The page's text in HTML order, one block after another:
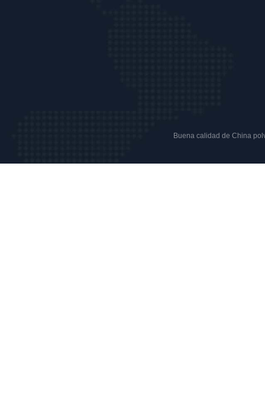
Buena calidad de China